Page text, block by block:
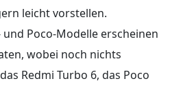
leicht vorstellen.
Poco-Modelle erscheinen
wobei noch nichts
Redmi Turbo 6, das Poco